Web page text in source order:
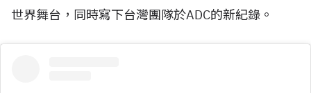
世界舞台，同時寫下台灣團隊於ADC的新紀錄。